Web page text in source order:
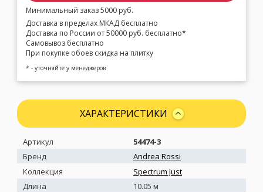
Минимальный заказ 5000 руб.
Доставка в пределах МКАД бесплатно
Доставка по России от 50000 руб. бесплатно*
Самовывоз бесплатно
При покупке обоев скидка на плитку
* - уточняйте у менеджеров
ХАРАКТЕРИСТИКИ
Артикул
54474-3
Бренд
Andrea Rossi
Коллекция
Spectrum Just
Длина
10.05 м